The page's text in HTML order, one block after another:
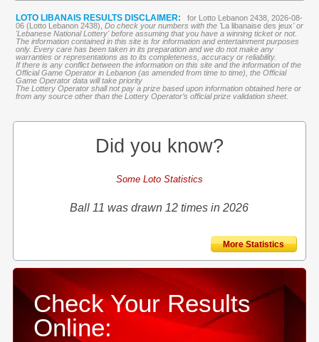
LOTO LIBANAIS RESULTS DISCLAIMER:
for Lotto Lebanon 2438, 2026-08-
06 (Lotto Lebanon 2438), Do check your numbers with the 'La libanaise des jeux' or
'Lebanese National Lottery' before assuming that you have a winning ticket or not.
The information contained in this site is for information and entertainment purposes
only. Every care has been taken in its preparation and we do not make any
warranties or representations as to its completeness, accuracy or reliability.
If there is any conflict between the information on this site and the information of the
Official Game Operator in Lebanon (as amended from time to time), the Official
Game Operator data will take priority
The Lottery Operator shall not pay a prize based upon information obtained here or
from any source other than the Lottery Operator’s official prize validation sheet.
Did you know?
Some Loto Statistics
Ball 11 was drawn 12 times in 2026
More Statistics
Check Your Results
Online: